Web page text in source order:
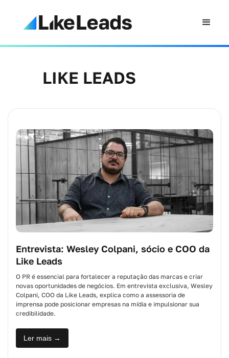
LIKE LEADS
Entrevista: Wesley Colpani, sócio e COO da
Like Leads
O PR é essencial para fortalecer a reputação das marcas e criar
novas oportunidades de negócios. Em entrevista exclusiva, Wesley
Colpani, COO da Like Leads, explica como a assessoria de
imprensa pode posicionar empresas na mídia e impulsionar sua
credibilidade.
Ler mais →